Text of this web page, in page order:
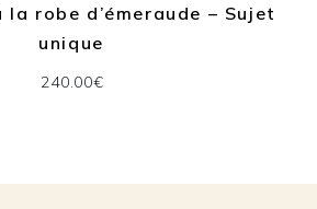
la robe d’émeraude – Sujet
unique
240.00€